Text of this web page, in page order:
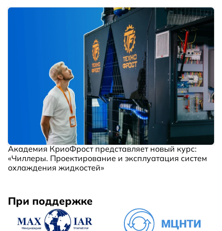
Академия КриоФрост представляет новый курс:
«Чиллеры. Проектирование и эксплуатация систем
охлаждения жидкостей»
При поддержке